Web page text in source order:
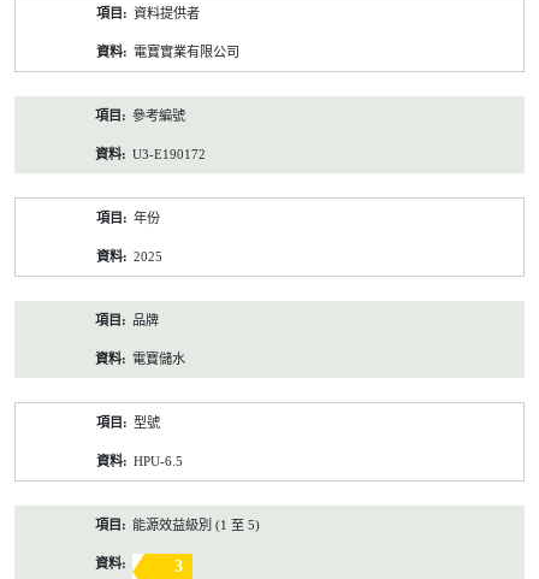
資料提供者
電寶實業有限公司
參考編號
U3-E190172
年份
2025
品牌
電寶儲水
型號
HPU-6.5
能源效益級別 (1 至 5)
3